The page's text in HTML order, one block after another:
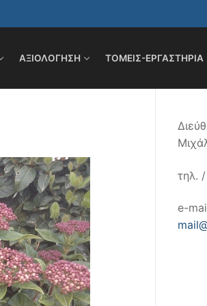
ΑΞΙΟΛΟΓΗΣΗ ΤΟΜΕΊΣ-ΕΡΓΑΣΤΉΡΙΑ
τηλ.
e-